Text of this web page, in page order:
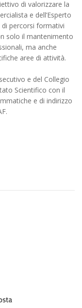
di valorizzare la
e dell’Esperto
percorsi formativi
solo il mantenimento
ma anche
aree di attività.
e del Collegio
Scientifico con il
e di indirizzo